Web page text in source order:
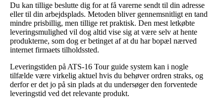
Du kan tillige beslutte dig for at få varerne sendt til din adresse
eller til din arbejdsplads. Metoden bliver gennemsnitligt en tand
mindre prisbillig, men tillige ret praktisk. Den mest letkøbte
leveringsmulighed vil dog altid vise sig at være selv at hente
produkterne, som dog er betinget af at du har bopæl nærved
internet firmaets tilholdssted.
Leveringstiden på ATS-16 Tour guide system kan i nogle
tilfælde være virkelig aktuel hvis du behøver ordren straks, og
derfor er det jo på sin plads at du undersøger den forventede
leveringstid ved det relevante produkt.